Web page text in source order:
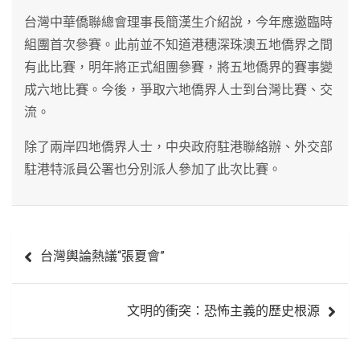
台灣中華僑聯總會理事長簡漢生介紹說，今年應邀臨時
組團首次參賽。此前並不知道港穗深珠澳五地僑界之間
有此比賽，明年將正式組團參賽，將五地僑界的賽事變
成六地比賽。今後，爭取六地僑界人士到台灣比賽、交
流。
除了兩岸四地僑界人士，中央政府駐港聯絡辦、外交部
駐港特派員公署也分別派人參加了此次比賽。
章
台灣輿論熱議“張夏會”
文明的衝突：恐怖主義的歷史根源